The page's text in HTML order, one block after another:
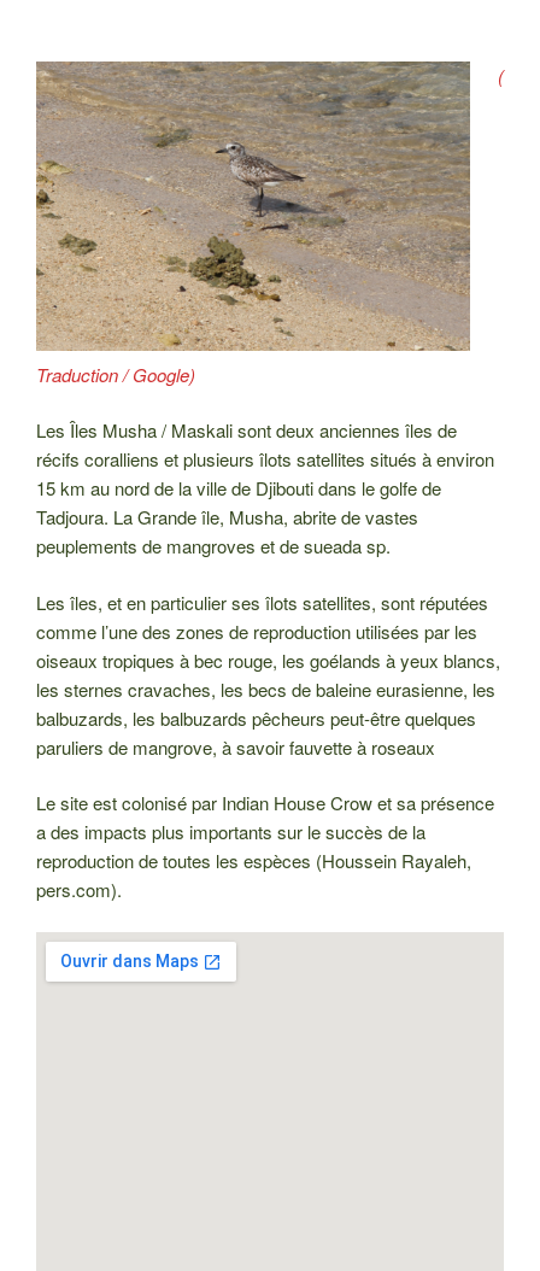
(
Traduction / Google)
Les Îles Musha / Maskali sont deux anciennes îles de
récifs coralliens et plusieurs îlots satellites situés à environ
15 km au nord de la ville de Djibouti dans le golfe de
Tadjoura. La Grande île, Musha, abrite de vastes
peuplements de mangroves et de sueada sp.
Les îles, et en particulier ses îlots satellites, sont réputées
comme l’une des zones de reproduction utilisées par les
oiseaux tropiques à bec rouge, les goélands à yeux blancs,
les sternes cravaches, les becs de baleine eurasienne, les
balbuzards, les balbuzards pêcheurs peut-être quelques
paruliers de mangrove, à savoir fauvette à roseaux
Le site est colonisé par Indian House Crow et sa présence
a des impacts plus importants sur le succès de la
reproduction de toutes les espèces (Houssein Rayaleh,
pers.com).